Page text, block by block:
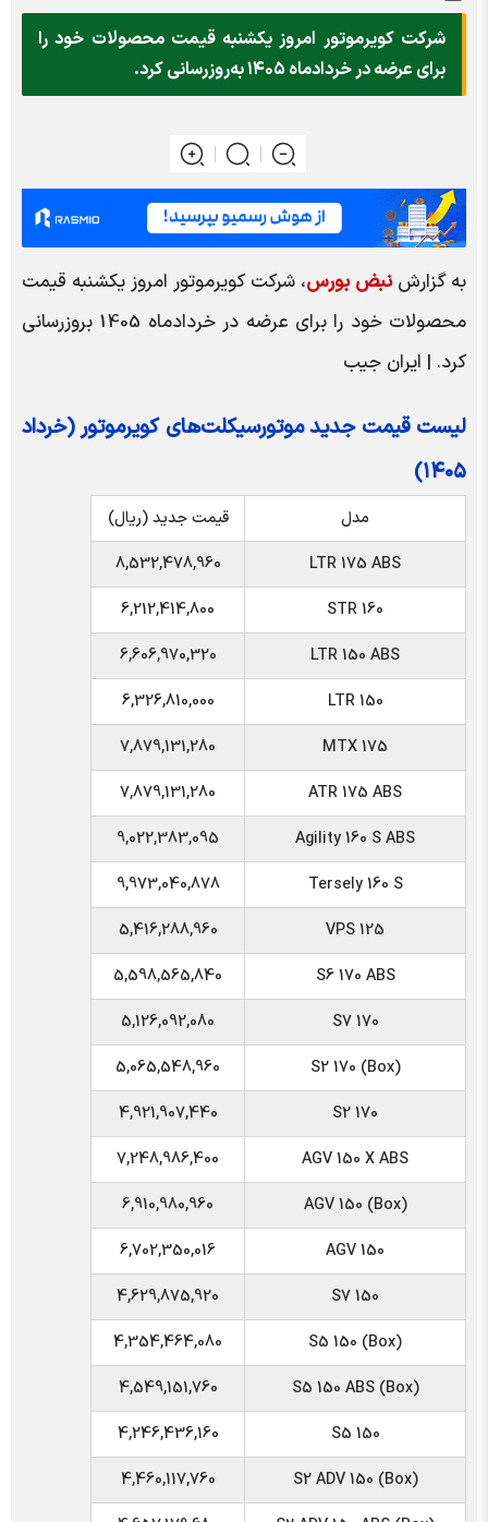
شرکت کویرموتور امروز یکشنبه قیمت محصولات خود را
برای عرضه در خردادماه ۱۴۰۵ به‌روز‌رسانی کرد.
به گزارشنبض بورس، شرکت کویرموتور امروز یکشنبه قیمت
محصولات خود را برای عرضه در خردادماه 1405 بروزرسانی
کرد. | ایران جیب
لیست قیمت جدید موتورسیکلت‌های کویرموتور (خرداد
۱۴۰۵)
مدل
قیمت جدید (ریال)
LTR 175 ABS
8,532,478,960
STR 160
6,212,414,800
LTR 150 ABS
6,606,970,320
LTR 150
6,326,810,000
MTX 175
7,879,131,280
ATR 175 ABS
7,879,131,280
Agility 160 S ABS
9,022,383,095
Tersely 160 S
9,973,040,878
VPS 125
5,416,288,960
S6 170 ABS
5,598,565,840
S7 170
5,126,092,080
S2 170 (Box)
5,065,548,960
S2 170
4,921,907,440
AGV 150 X ABS
7,248,986,400
AGV 150 (Box)
6,910,980,960
AGV 150
6,702,350,016
S7 150
4,629,875,920
S5 150 (Box)
4,354,464,080
S5 150 ABS (Box)
4,549,151,760
S5 150
4,246,436,160
S2 ADV 150 (Box)
4,460,117,760